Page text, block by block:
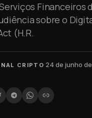
Financeiros
sobre o
(H.R.
CRIPTO·24 de junho